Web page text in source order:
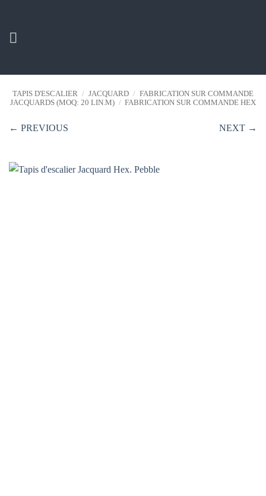
contenu
TAPIS D'ESCALIER / JACQUARD / FABRICATION SUR COMMANDE
JACQUARDS (MOQ: 20 LIN.M) / FABRICATION SUR COMMANDE HEX
← PREVIOUS NEXT →